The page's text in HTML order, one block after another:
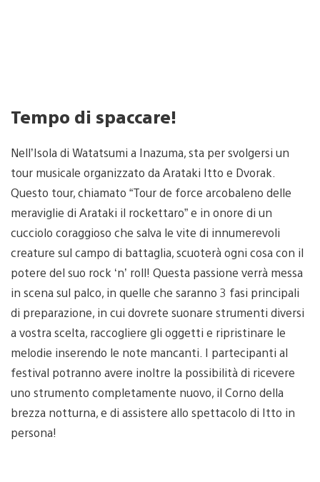
Tempo di spaccare!
Nell’Isola di Watatsumi a Inazuma, sta per svolgersi un
tour musicale organizzato da Arataki Itto e Dvorak.
Questo tour, chiamato “Tour de force arcobaleno delle
meraviglie di Arataki il rockettaro” e in onore di un
cucciolo coraggioso che salva le vite di innumerevoli
creature sul campo di battaglia, scuoterà ogni cosa con il
potere del suo rock ‘n’ roll! Questa passione verrà messa
in scena sul palco, in quelle che saranno 3 fasi principali
di preparazione, in cui dovrete suonare strumenti diversi
a vostra scelta, raccogliere gli oggetti e ripristinare le
melodie inserendo le note mancanti. I partecipanti al
festival potranno avere inoltre la possibilità di ricevere
uno strumento completamente nuovo, il Corno della
brezza notturna, e di assistere allo spettacolo di Itto in
persona!